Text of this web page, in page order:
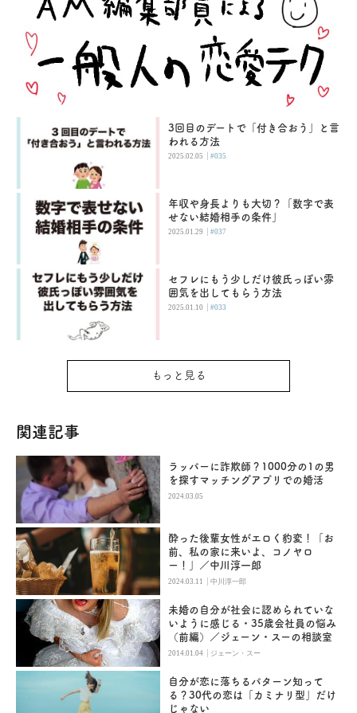
3回目のデートで「付き合おう」と言
われる方法
2025.02.05 |#035
年収や身長よりも大切？「数字で表
せない結婚相手の条件」
2025.01.29 |#037
セフレにもう少しだけ彼氏っぽい雰
囲気を出してもらう方法
2025.01.10 |#033
もっと見る
関連記事
ラッパーに詐欺師？1000分の1の男
を探すマッチングアプリでの婚活
2024.03.05
酔った後輩女性がエロく豹変！「お
前、私の家に来いよ、コノヤロ
ー！」／中川淳一郎
2024.03.11 |中川淳一郎
未婚の自分が社会に認められていな
いように感じる・35歳会社員の悩み
（前編）／ジェーン・スーの相談室
2014.01.04 | ジェーン・スー
自分が恋に落ちるパターン知って
る？30代の恋は「カミナリ型」だけ
じゃない